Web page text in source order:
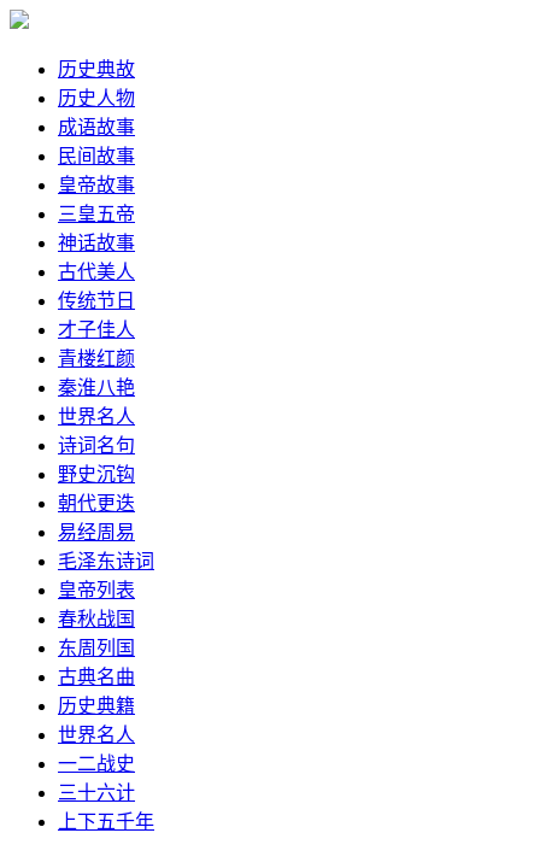
历史典故
历史人物
成语故事
民间故事
皇帝故事
三皇五帝
神话故事
古代美人
传统节日
才子佳人
青楼红颜
秦淮八艳
世界名人
诗词名句
野史沉钩
朝代更迭
易经周易
毛泽东诗词
皇帝列表
春秋战国
东周列国
古典名曲
历史典籍
世界名人
一二战史
三十六计
上下五千年